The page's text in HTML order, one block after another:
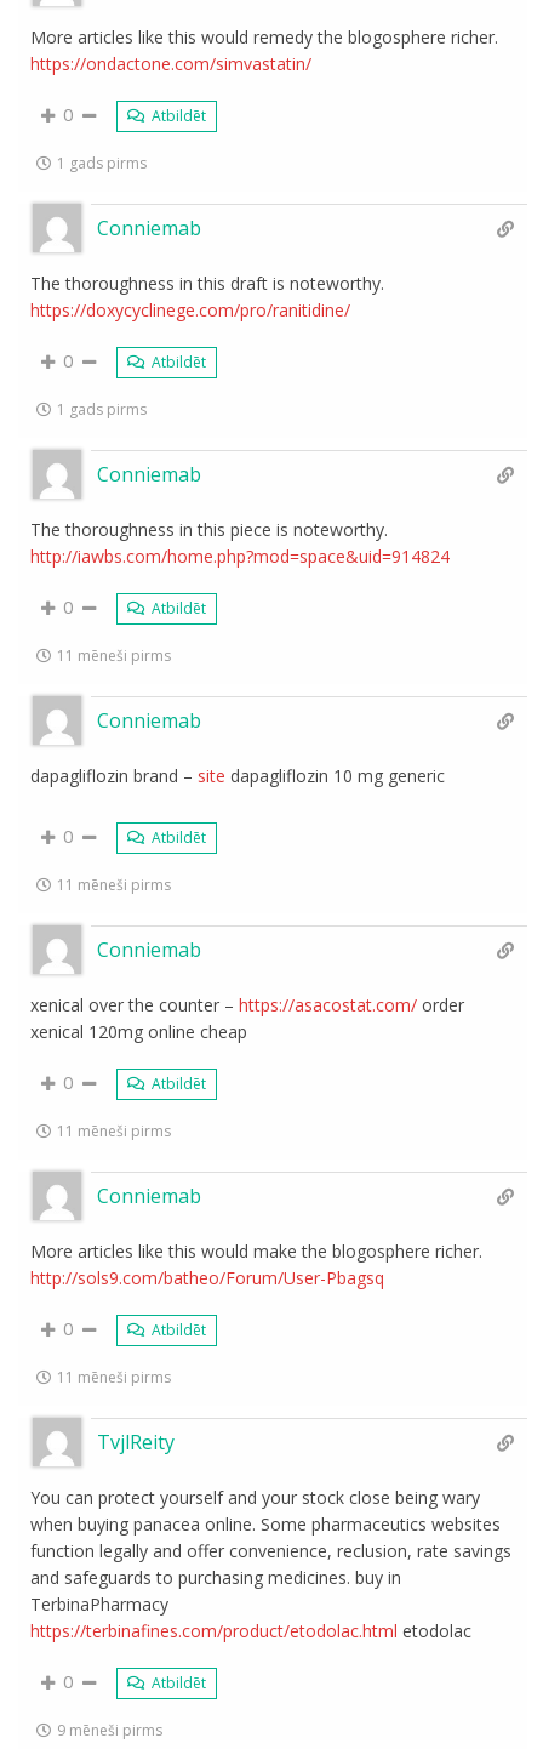
More articles like this would remedy the blogosphere richer.
https://ondactone.com/simvastatin/
0 Atbildēt
1 gads pirms
Conniemab
The thoroughness in this draft is noteworthy.
https://doxycyclinege.com/pro/ranitidine/
0 Atbildēt
1 gads pirms
Conniemab
The thoroughness in this piece is noteworthy.
http://iawbs.com/home.php?mod=space&uid=914824
0 Atbildēt
11 mēneši pirms
Conniemab
dapagliflozin brand – site dapagliflozin 10 mg generic
0 Atbildēt
11 mēneši pirms
Conniemab
xenical over the counter –https://asacostat.com/ order
xenical 120mg online cheap
0 Atbildēt
11 mēneši pirms
Conniemab
More articles like this would make the blogosphere richer.
http://sols9.com/batheo/Forum/User-Pbagsq
0 Atbildēt
11 mēneši pirms
TvjlReity
You can protect yourself and your stock close being wary
when buying panacea online. Some pharmaceutics websites
function legally and offer convenience, reclusion, rate savings
and safeguards to purchasing medicines. buy in
TerbinaPharmacy
https://terbinafines.com/product/etodolac.html etodolac
0 Atbildēt
9 mēneši pirms